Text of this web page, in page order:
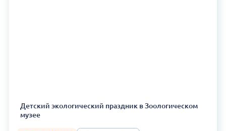
Детский экологический праздник в Зоологическом
музее